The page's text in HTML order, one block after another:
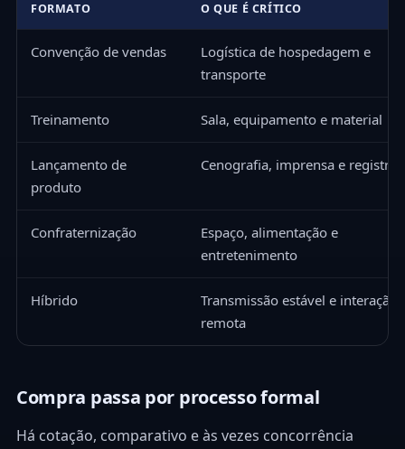
FORMATO O QUE É CRÍTICO
Convenção de vendas
Logística de hospedagem e
transporte
Treinamento Sala, equipamento e material
Lançamento de
produto
Cenografia, imprensa e registro
Confraternização
Espaço, alimentação e
entretenimento
Híbrido
Transmissão estável e interação
remota
Compra passa por processo formal
Há cotação, comparativo e às vezes concorrência